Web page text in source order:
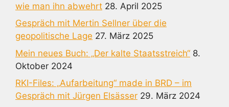
wie man ihn abwehrt 28. April 2025
Gespräch mit Mertin Sellner über die
geopolitische Lage 27. März 2025
Mein neues Buch: „Der kalte Staatsstreich“ 8.
Oktober 2024
RKI-Files: „Aufarbeitung“ made in BRD – im
Gespräch mit Jürgen Elsässer 29. März 2024